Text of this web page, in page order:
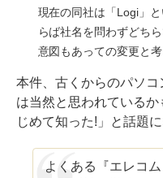
現在の同社は「Logi」
らば社名を問わずどち
意図もあっての変更と
本件、古くからのパソ
は当然と思われている
じめて知った!」と話題に
よくある『エレコ